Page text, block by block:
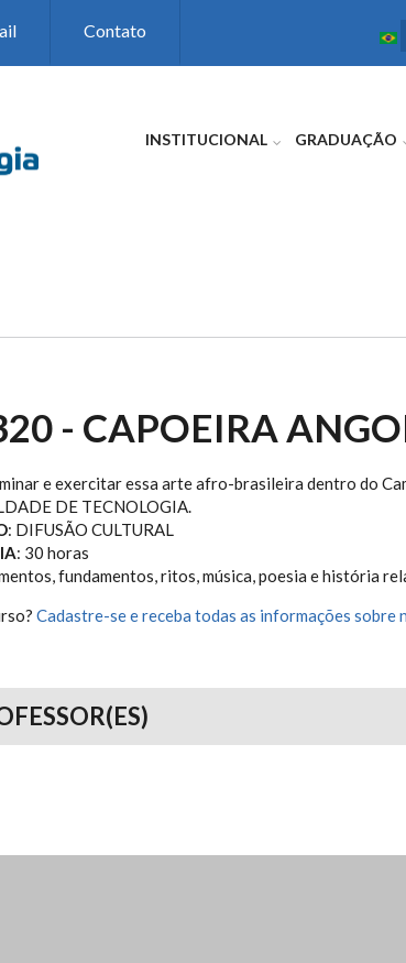
Contato
INSTITUCIONAL GRADUAÇÃO
- CAPOEIRA
e exercitar essa arte afro-brasileira dentro do
DE TECNOLOGIA.
: DIFUSÃO CULTURAL
: 30 horas
fundamentos, ritos, música, poesia e história
Cadastre-se e receba todas as informações